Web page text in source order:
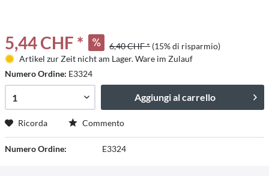
5,44 CHF * 6,40 CHF * (15% di risparmio)
Artikel zur Zeit nicht am Lager. Ware im Zulauf
Numero Ordine: E3324
Aggiungi al carrello
Ricorda Commento
Numero Ordine: E3324